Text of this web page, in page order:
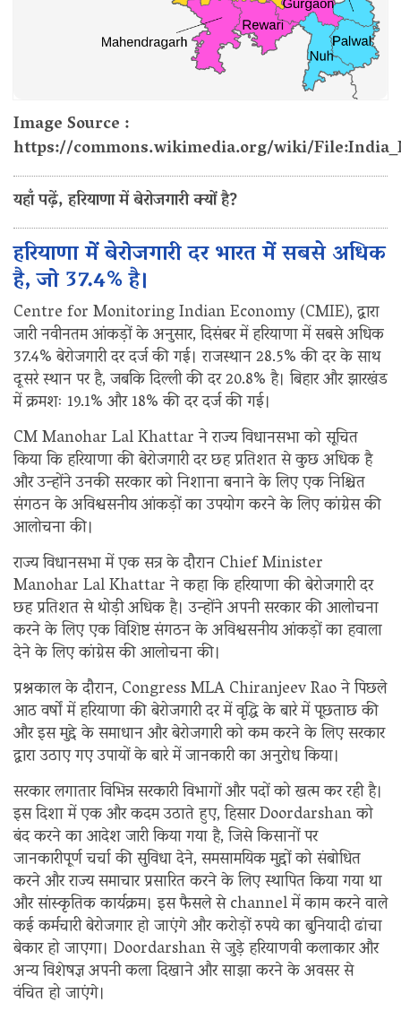
Image Source :
https://commons.wikimedia.org/wiki/
यहाँ पढ़ें, हरियाणा में बेरोजगारी क्यों है?
हरियाणा में बेरोजगारी दर भारत में सबसे अधिक
है, जो 37.4% है।
Centre for Monitoring Indian Economy (CMIE), द्वारा
जारी नवीनतम आंकड़ों के अनुसार, दिसंबर में हरियाणा में सबसे अधिक
37.4% बेरोजगारी दर दर्ज की गई। राजस्थान 28.5% की दर के साथ
दूसरे स्थान पर है, जबकि दिल्ली की दर 20.8% है। बिहार और झारखंड
में क्रमशः 19.1% और 18% की दर दर्ज की गई।
CM Manohar Lal Khattar ने राज्य विधानसभा को सूचित
किया कि हरियाणा की बेरोजगारी दर छह प्रतिशत से कुछ अधिक है
और उन्होंने उनकी सरकार को निशाना बनाने के लिए एक निश्चित
संगठन के अविश्वसनीय आंकड़ों का उपयोग करने के लिए कांग्रेस की
आलोचना की।
राज्य विधानसभा में एक सत्र के दौरान Chief Minister
Manohar Lal Khattar ने कहा कि हरियाणा की बेरोजगारी दर
छह प्रतिशत से थोड़ी अधिक है। उन्होंने अपनी सरकार की आलोचना
करने के लिए एक विशिष्ट संगठन के अविश्वसनीय आंकड़ों का हवाला
देने के लिए कांग्रेस की आलोचना की।
प्रश्नकाल के दौरान, Congress MLA Chiranjeev Rao ने पिछले
आठ वर्षों में हरियाणा की बेरोजगारी दर में वृद्धि के बारे में पूछताछ की
और इस मुद्दे के समाधान और बेरोजगारी को कम करने के लिए सरकार
द्वारा उठाए गए उपायों के बारे में जानकारी का अनुरोध किया।
सरकार लगातार विभिन्न सरकारी विभागों और पदों को खत्म कर रही है।
इस दिशा में एक और कदम उठाते हुए, हिसार Doordarshan को
बंद करने का आदेश जारी किया गया है, जिसे किसानों पर
जानकारीपूर्ण चर्चा की सुविधा देने, समसामयिक मुद्दों को संबोधित
करने और राज्य समाचार प्रसारित करने के लिए स्थापित किया गया था
और सांस्कृतिक कार्यक्रम। इस फैसले से channel में काम करने वाले
कई कर्मचारी बेरोजगार हो जाएंगे और करोड़ों रुपये का बुनियादी ढांचा
बेकार हो जाएगा। Doordarshan से जुड़े हरियाणवी कलाकार और
अन्य विशेषज्ञ अपनी कला दिखाने और साझा करने के अवसर से
वंचित हो जाएंगे।